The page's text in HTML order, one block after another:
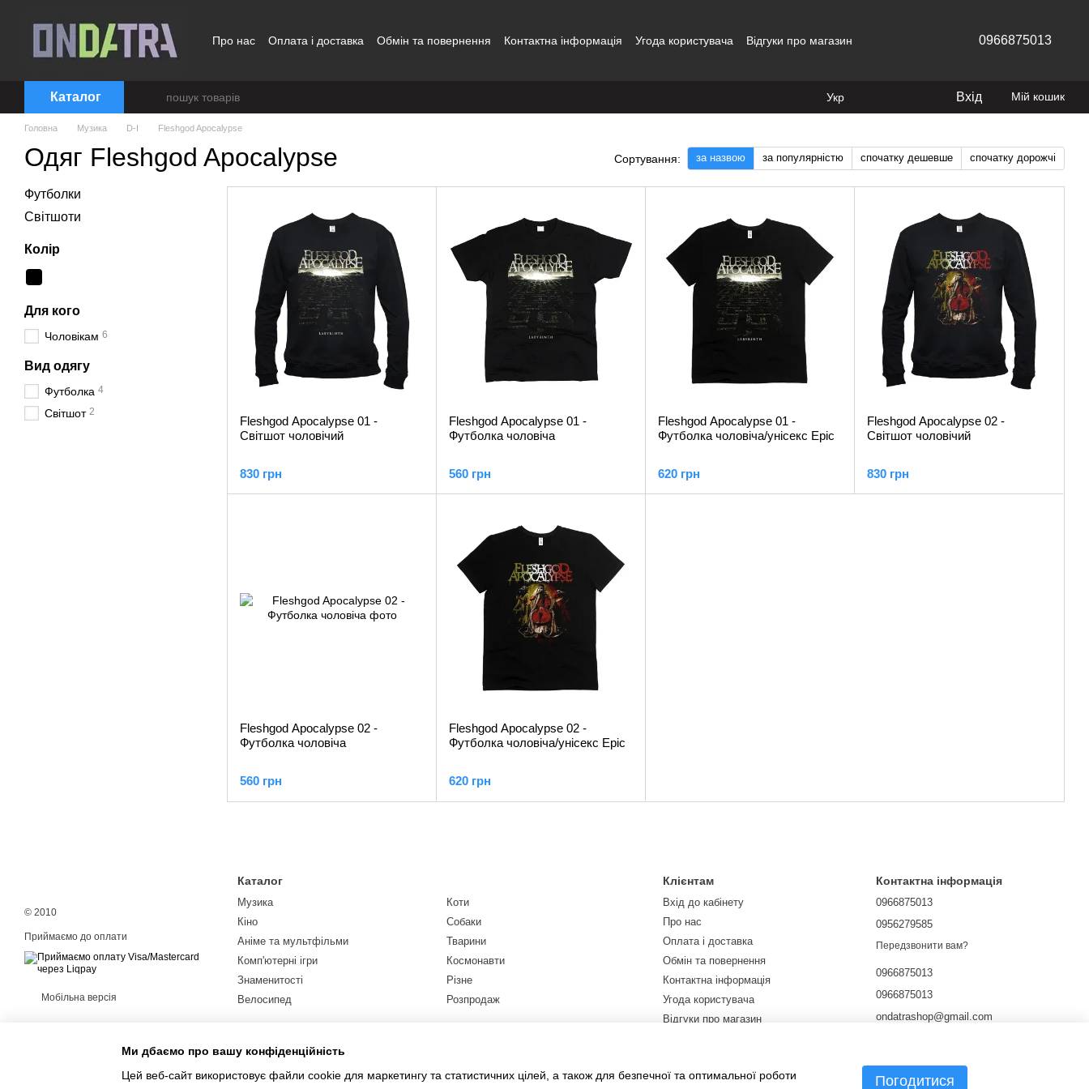
Про нас Оплата і доставка Обмін та повернення Контактна інформація Угода користувача
Відгуки про магазин
0966875013
Каталог Укр Вхід Мій кошик
Головна Музика D-I Fleshgod Apocalypse
Одяг Fleshgod Apocalypse Сортування: за назвою за популярністю спочатку дешевше спочатку дорожчі
Fleshgod Apocalypse 01 -
Світшот чоловічий
830 грн
Fleshgod Apocalypse 01 -
Футболка чоловіча
560 грн
Fleshgod Apocalypse 01 -
Футболка чоловіча/унісекс Epic
620 грн
Fleshgod Apocalypse 02 -
Світшот чоловічий
830 грн
Fleshgod Apocalypse 02 -
Футболка чоловіча
560 грн
Fleshgod Apocalypse 02 -
Футболка чоловіча/унісекс Epic
620 грн
Футболки
Світшоти
Колір
Для кого
Чоловікам 6
Вид одягу
Футболка 4
Світшот 2
© 2010
Приймаємо до оплати
Мобільна версія
Каталог
Музика
Кіно
Аніме та мультфільми
Комп'ютерні ігри
Знаменитості
Велосипед
Коти
Собаки
Тварини
Космонавти
Різне
Розпродаж
Клієнтам
Вхід до кабінету
Про нас
Оплата і доставка
Обмін та повернення
Контактна інформація
Угода користувача
Відгуки про магазин
Контактна інформація
0966875013
0956279585
Передзвонити вам?
0966875013
0966875013
ondatrashop@gmail.com
Ми дбаємо про вашу конфіденційність
Цей веб-сайт використовує файли cookie для маркетингу та статистичних цілей, а також для безпечної та оптимальної роботи
Погодитися